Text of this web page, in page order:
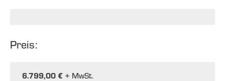
Preis:
6.799,00 € + MwSt.